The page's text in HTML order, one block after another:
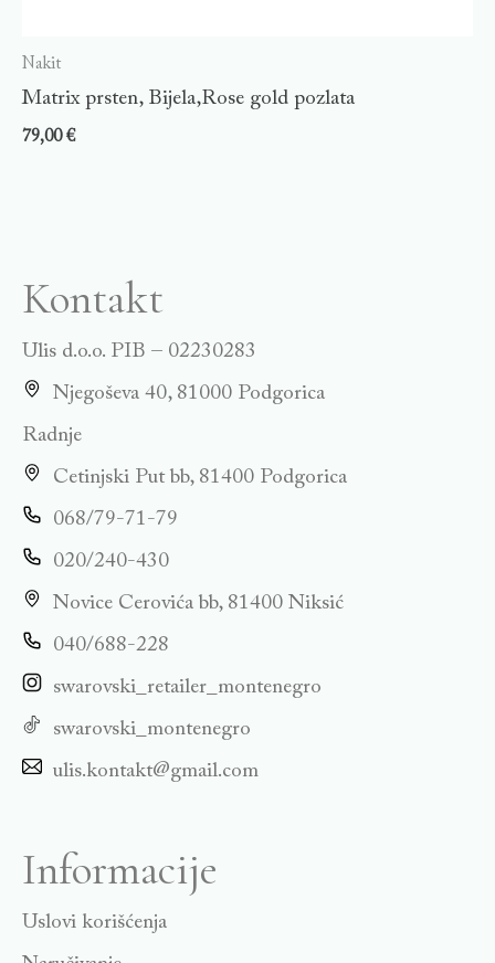
Nakit
Matrix prsten, Bijela,Rose gold pozlata
79,00€
Kontakt
Ulis d.o.o. PIB – 02230283
Njegoševa 40, 81000 Podgorica
Radnje
Cetinjski Put bb, 81400 Podgorica
068/79-71-79
020/240-430
Novice Cerovića bb, 81400 Niksić
040/688-228
swarovski_retailer_montenegro
swarovski_montenegro
ulis.kontakt@gmail.com
Informacije
Uslovi korišćenja